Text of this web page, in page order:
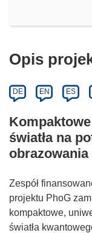
Opis
DE EN ES
światła na
Zespół
projektu PhoG
kompaktowe,
światła